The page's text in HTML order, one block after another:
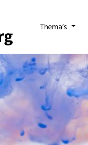
Thema’s